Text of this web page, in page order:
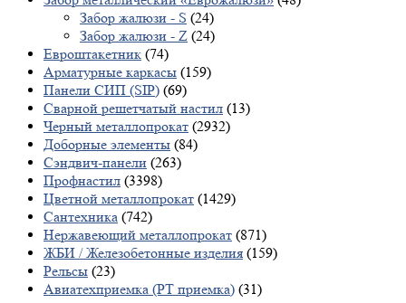
Забор жалюзи - S (24)
Забор жалюзи - Z (24)
Евроштакетник (74)
Арматурные каркасы (159)
Панели СИП (SIP) (69)
Сварной решетчатый настил (13)
Черный металлопрокат (2932)
Доборные элементы (84)
Сэндвич-панели (263)
Профнастил (3398)
Цветной металлопрокат (1429)
Сантехника (742)
Нержавеющий металлопрокат (871)
ЖБИ / Железобетонные изделия (159)
Рельсы (23)
Авиатехприемка (РТ приемка) (31)